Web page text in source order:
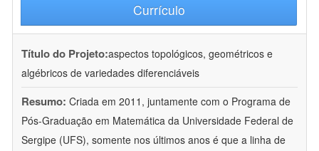
Currículo
Título do Projeto:aspectos topológicos, geométricos e
algébricos de variedades diferenciáveis
Resumo: Criada em 2011, juntamente com o Programa de
Pós-Graduação em Matemática da Universidade Federal de
Sergipe (UFS), somente nos últimos anos é que a linha de